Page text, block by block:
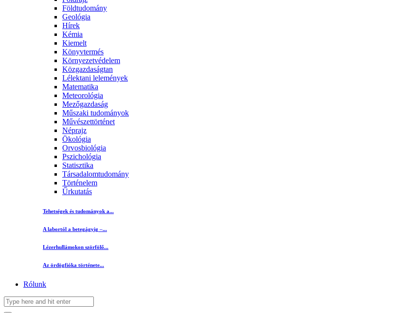
Földtudomány
Geológia
Hírek
Kémia
Kiemelt
Könyvtermés
Környezetvédelem
Közgazdaságtan
Lélektani lelemények
Matematika
Meteorológia
Mezőgazdaság
Műszaki tudományok
Művészettörténet
Néprajz
Ökológia
Orvosbiológia
Pszichológia
Statisztika
Társadalomtudomány
Történelem
Űrkutatás
Tehetségek és tudományok a...
A labortól a betegágyig –...
Lézerhullámokon szörfölő...
Az ördögfióka története...
Rólunk